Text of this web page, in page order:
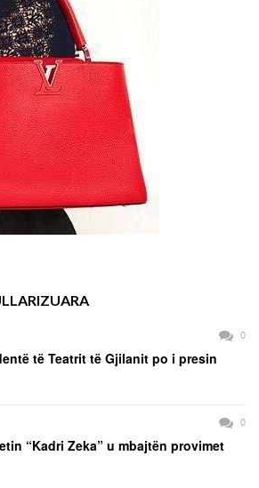
0
të Teatrit të Gjilanit po i presin
0
“Kadri Zeka” u mbajtën provimet